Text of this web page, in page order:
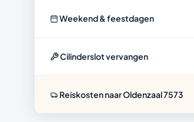
Weekend & feestdagen
Cilinderslot vervangen
Reiskosten naar Oldenzaal 7573